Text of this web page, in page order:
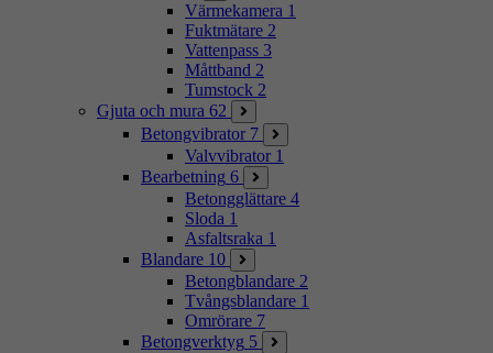
Värmekamera 1
Fuktmätare 2
Vattenpass 3
Måttband 2
Tumstock 2
Gjuta och mura 62
Betongvibrator 7
Valvvibrator 1
Bearbetning 6
Betongglättare 4
Sloda 1
Asfaltsraka 1
Blandare 10
Betongblandare 2
Tvångsblandare 1
Omrörare 7
Betongverktyg 5